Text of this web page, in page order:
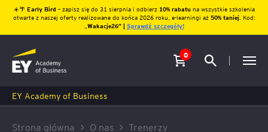
☀️🌴 Early Bird – zapisz się do 31 sierpnia i odbierz10% rabatu na wszystkie szkolenia
otwarte z naszej oferty realizowane do końca 2026 roku, e-learningi aż 50% taniej. Kod:
Wakacje26″ | Sprawdź szczegóły!
0
EY Academy of Business
Strona główna O nas
Trenerzy